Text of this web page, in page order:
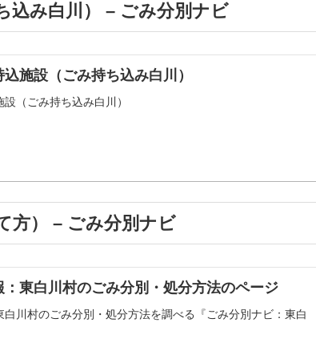
込み白川） – ごみ分別ナビ
施設（ごみ持ち込み白川）
（ごみ持ち込み白川）
方） – ごみ分別ナビ
：東白川村のごみ分別・処分方法のページ
白川村のごみ分別・処分方法を調べる『ごみ分別ナビ：東白